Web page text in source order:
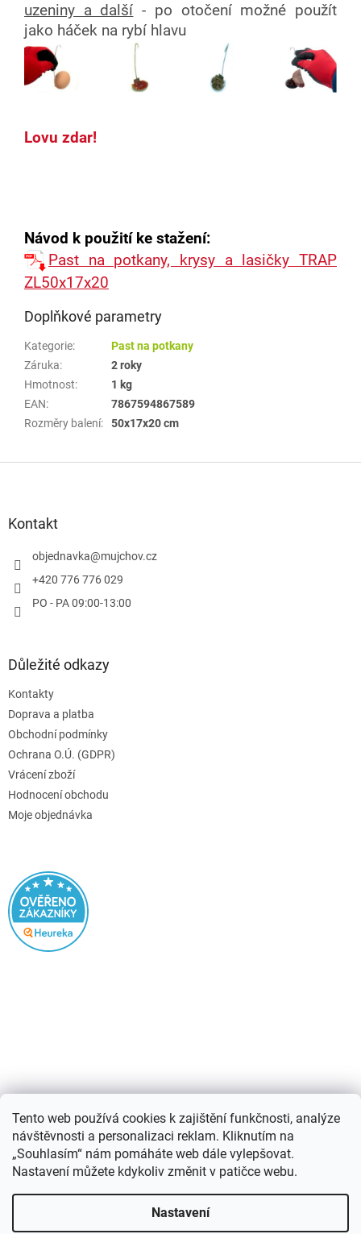
Tento web používá cookies k zajištění funkčnosti, analýze
návštěvnosti a personalizaci reklam. Kliknutím na
„Souhlasím“ nám pomáháte web dále vylepšovat.
Nastavení můžete kdykoliv změnit v patičce webu.
Nastavení
uzeniny a další - po otočení možné použít
jako háček na rybí hlavu
Lovu zdar!
Návod k použití ke stažení:
Past na potkany, krysy a lasičky TRAP
ZL50x17x20
Doplňkové parametry
Kategorie:
Past na potkany
Záruka:
2 roky
Hmotnost:
1 kg
EAN:
7867594867589
Rozměry balení: 50x17x20 cm
Kontakt
objednavka@mujchov.cz
+420 776 776 029
PO - PA 09:00-13:00
Důležité odkazy
Kontakty
Doprava a platba
Obchodní podmínky
Ochrana O.Ú. (GDPR)
Vrácení zboží
Hodnocení obchodu
Moje objednávka
0KS /0 KČ